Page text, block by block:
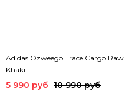
Adidas Ozweego Trace Cargo Raw
Khaki
5 990 руб 10 990 руб